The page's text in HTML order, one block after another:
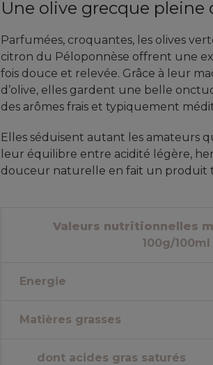
Une olive grecque pleine
Parfumées, croquantes, les olives
citron du Péloponnèse offrent une
fois douce et relevée. Grâce à leur
d’olive, elles gardent une belle
des arômes frais et typiquement
Elles séduisent autant les amateurs
leur équilibre entre acidité légère,
douceur naturelle en fait un produit
Valeurs nutritionnelles
100g/100ml
Energie
Matières grasses
dont acides gras saturés